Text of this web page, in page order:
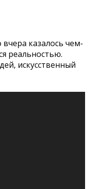
когда
организм
как бороться со